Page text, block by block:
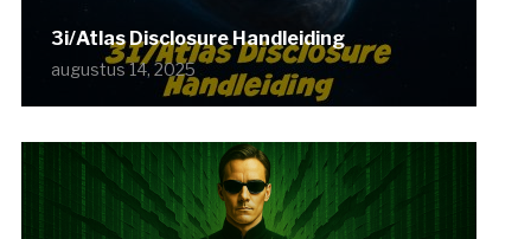
3i/Atlas Disclosure Handleiding
augustus 14, 2025